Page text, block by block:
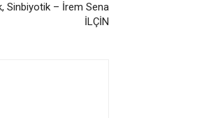
Sinbiyotik – İrem Sena
İLÇİN